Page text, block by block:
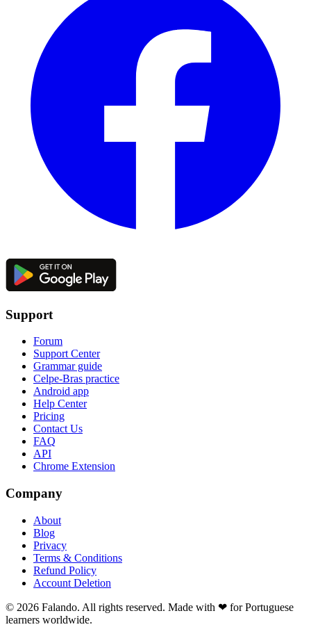
Support
Forum
Support Center
Grammar guide
Celpe-Bras practice
Android app
Help Center
Pricing
Contact Us
FAQ
API
Chrome Extension
Company
About
Blog
Privacy
Terms & Conditions
Refund Policy
Account Deletion
© 2026 Falando. All rights reserved. Made with ❤ for Portuguese
learners worldwide.